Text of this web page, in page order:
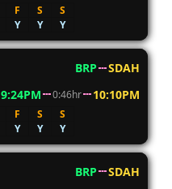
F S
S
Y Y Y
BRP
SDAH
9:24PM 0:46hr 10:10PM
F S
S
Y Y Y
BRP
SDAH